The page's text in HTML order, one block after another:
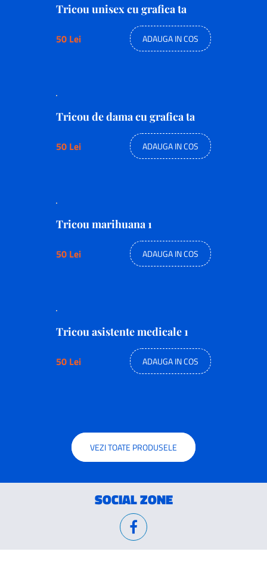
Tricou unisex cu grafica ta
50 Lei ADAUGA IN COS
Tricou de dama cu grafica ta
50 Lei ADAUGA IN COS
Tricou marihuana 1
50 Lei ADAUGA IN COS
Tricou asistente medicale 1
50 Lei ADAUGA IN COS
VEZI TOATE PRODUSELE
SOCIAL ZONE